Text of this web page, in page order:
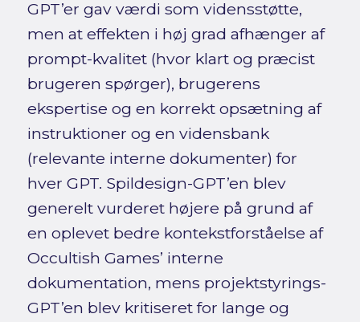
GPT’er gav værdi som vidensstøtte,
men at effekten i høj grad afhænger af
prompt-kvalitet (hvor klart og præcist
brugeren spørger), brugerens
ekspertise og en korrekt opsætning af
instruktioner og en vidensbank
(relevante interne dokumenter) for
hver GPT. Spildesign-GPT’en blev
generelt vurderet højere på grund af
en oplevet bedre kontekstforståelse af
Occultish Games’ interne
dokumentation, mens projektstyrings-
GPT’en blev kritiseret for lange og